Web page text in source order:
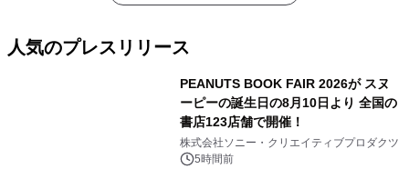
人気のプレスリリース
PEANUTS BOOK FAIR 2026が スヌ
ーピーの誕生日の8月10日より 全国の
書店123店舗で開催！
株式会社ソニー・クリエイティブプロダクツ
5時間前